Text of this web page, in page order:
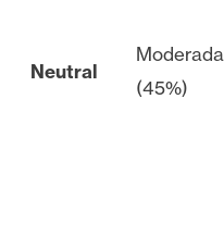
Neutral
Moderada
(45%)